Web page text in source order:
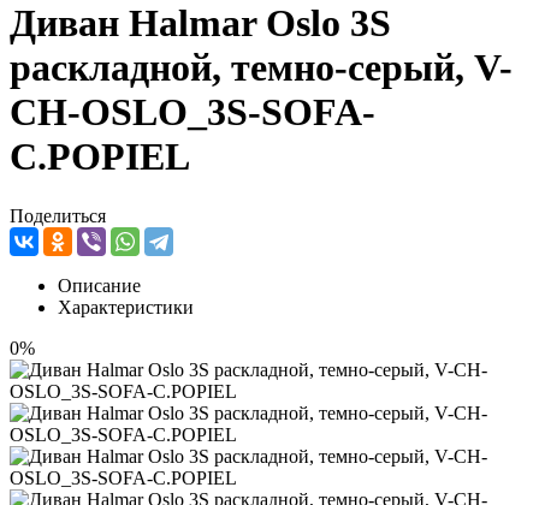
Диван Halmar Oslo 3S
раскладной, темно-серый, V-
CH-OSLO_3S-SOFA-
C.POPIEL
Поделиться
Описание
Характеристики
0%